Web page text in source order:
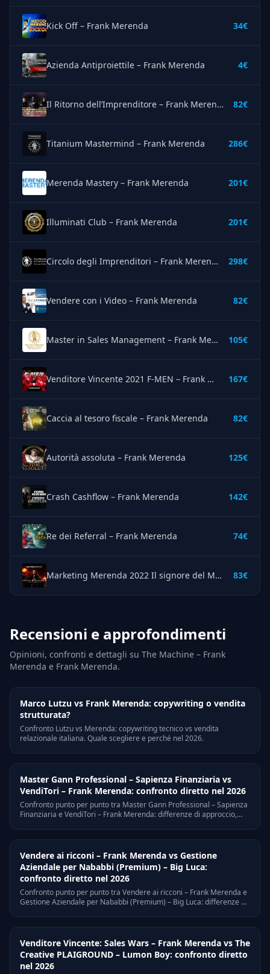
Kick Off – Frank Merenda 34€
Azienda Antiproiettile – Frank Merenda 4€
Il Ritorno dell’Imprenditore – Frank Merenda 82€
Titanium Mastermind – Frank Merenda 286€
Merenda Mastery – Frank Merenda 201€
Illuminati Club – Frank Merenda 201€
Circolo degli Imprenditori – Frank Merenda 298€
Vendere con i Video – Frank Merenda 82€
Master in Sales Management – Frank Merenda 105€
Venditore Vincente 2021 F-MEN – Frank Merenda 167€
Caccia al tesoro fiscale – Frank Merenda 82€
Autorità assoluta – Frank Merenda 125€
Crash Cashflow – Frank Merenda 142€
Re dei Referral – Frank Merenda 74€
Marketing Merenda 2022 Il signore del Marketing Invisibile – Frank Merenda 83€
Recensioni e approfondimenti
Opinioni, confronti e dettagli su The Machine – Frank
Merenda e Frank Merenda.
Marco Lutzu vs Frank Merenda: copywriting o vendita
strutturata?
Confronto Lutzu vs Merenda: copywriting tecnico vs vendita
relazionale italiana. Quale scegliere e perché nel 2026.
Master Gann Professional – Sapienza Finanziaria vs
VendiTori – Frank Merenda: confronto diretto nel 2026
Confronto punto per punto tra Master Gann Professional – Sapienza
Finanziaria e VendiTori – Frank Merenda: differenze di approccio,
Vendere ai ricconi – Frank Merenda vs Gestione
Aziendale per Nababbi (Premium) – Big Luca:
confronto diretto nel 2026
Confronto punto per punto tra Vendere ai ricconi – Frank Merenda e
Gestione Aziendale per Nababbi (Premium) – Big Luca: differenze di
Venditore Vincente: Sales Wars – Frank Merenda vs The
Creative PLAIGROUND – Lumon Boy: confronto diretto
nel 2026